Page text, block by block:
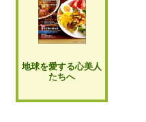
地球を愛する心美人
たちへ